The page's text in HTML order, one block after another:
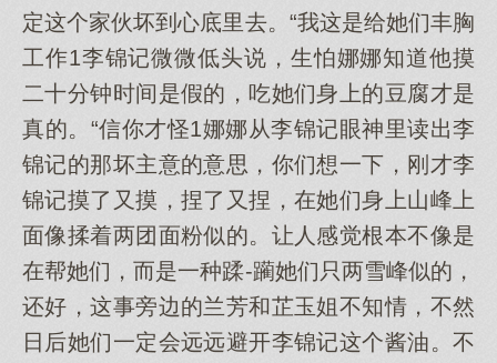
定这个家伙坏到心底里去。“我这是给她们丰胸
工作1李锦记微微低头说，生怕娜娜知道他摸
二十分钟时间是假的，吃她们身上的豆腐才是
真的。“信你才怪1娜娜从李锦记眼神里读出李
锦记的那坏主意的意思，你们想一下，刚才李
锦记摸了又摸，捏了又捏，在她们身上山峰上
面像揉着两团面粉似的。让人感觉根本不像是
在帮她们，而是一种蹂-躏她们只两雪峰似的，
还好，这事旁边的兰芳和芷玉姐不知情，不然
日后她们一定会远远避开李锦记这个酱油。不